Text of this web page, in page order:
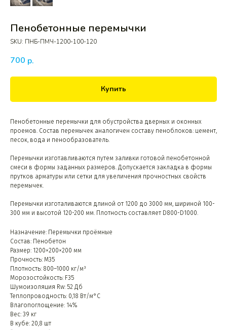
Пенобетонные перемычки
SKU: ПНБ-ПМЧ-1200-100-120
700 р.
Купить
Пенобетонные перемычки для обустройства дверных и оконных
проемов. Состав перемычек аналогичен составу пеноблоков: цемент,
песок, вода и пенообразователь.
Перемычки изготавливаются путем заливки готовой пенобетонной
смеси в формы заданных размеров. Допускается закладка в формы
прутков арматуры или сетки для увеличения прочностных свойств
перемычек.
Перемычки изготаливаются длиной от 1200 до 3000 мм, шириной 100-
300 мм и высотой 120-200 мм. Плотность составляет D800-D1000.
Назначение: Перемычки проёмные
Состав: Пенобетон
Размер: 1200×200×200 мм
Прочность: М35
Плотность: 800–1000 кг/м³
Морозостойкость: F35
Шумоизоляция Rw: 52 Дб
Теплопроводность: 0,18 Вт/м°C
Влагопоглощение: 14%
Вес: 39 кг
В кубе: 20,8 шт